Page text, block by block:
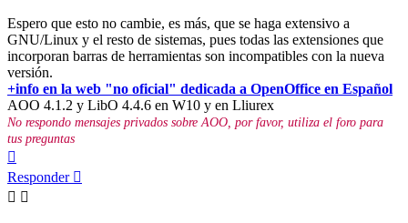
Espero que esto no cambie, es más, que se haga extensivo a
GNU/Linux y el resto de sistemas, pues todas las extensiones que
incorporan barras de herramientas son incompatibles con la nueva
versión.
+info en la web "no oficial" dedicada a OpenOffice en Español
AOO 4.1.2 y LibO 4.4.6 en W10 y en Lliurex
No respondo mensajes privados sobre AOO, por favor, utiliza el foro para
tus preguntas
Responder